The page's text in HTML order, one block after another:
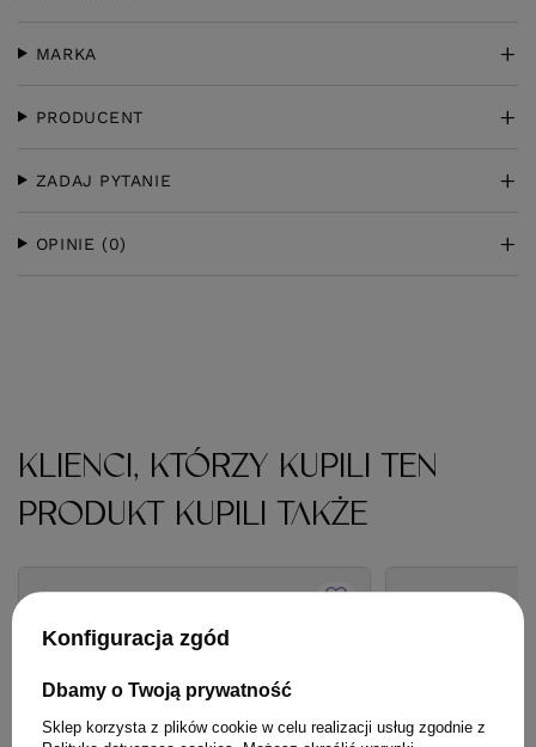
MARKA
PRODUCENT
ZADAJ PYTANIE
OPINIE (0)
KLIENCI, KTÓRZY KUPILI TEN
PRODUKT KUPILI TAKŻE
Konfiguracja zgód
Dbamy o Twoją prywatność
Sklep korzysta z plików cookie w celu realizacji usług zgodnie z